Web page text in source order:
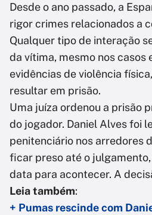
Desde o ano passado, a
rigor crimes relacionados a
Qualquer tipo de interação
da vítima, mesmo nos casos
evidências de violência
resultar em prisão.
Uma juíza ordenou a prisão
do jogador. Daniel Alves foi
penitenciário nos arredores
ficar preso até o
data para acontecer. A
Leia também:
+ Pumas rescinde com